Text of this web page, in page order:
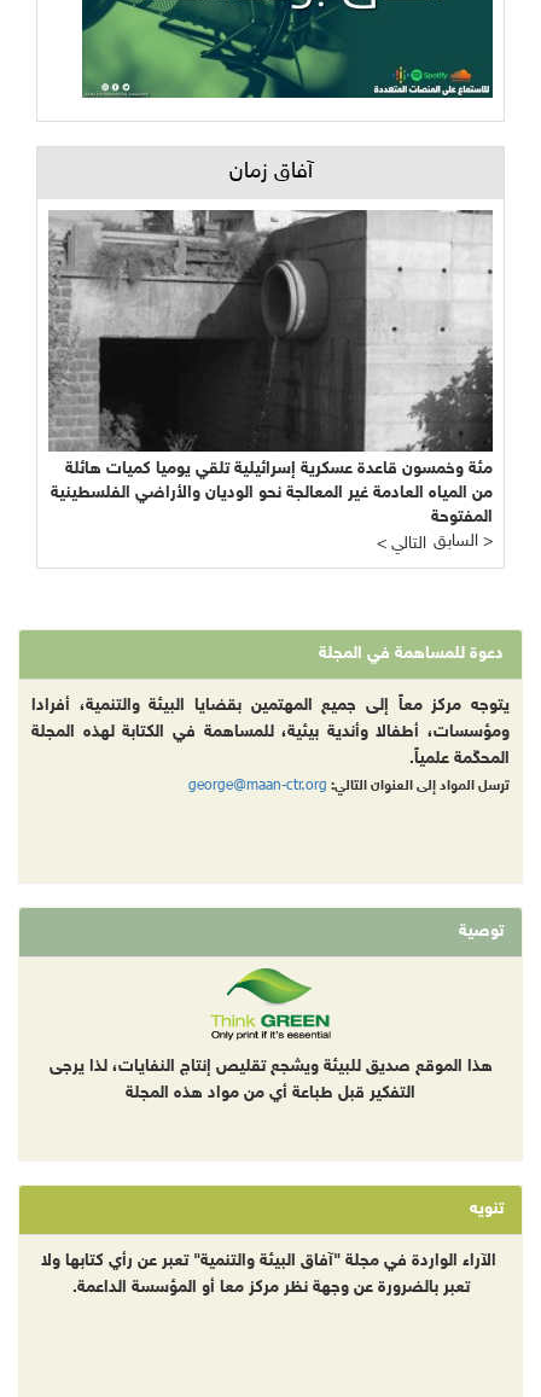
آفاق زمان
مئة وخمسون قاعدة عسكرية إسرائيلية تلقي يوميا كميات هائلة
من المياه العادمة غير المعالجة نحو الوديان والأراضي الفلسطينية
المفتوحة
< التالي
السابق >
دعوة للمساهمة في المجلة
يتوجه مركز معاً إلى جميع المهتمين بقضايا البيئة والتنمية، أفرادا
ومؤسسات، أطفالا وأندية بيئية، للمساهمة في الكتابة لهذه المجلة
المحكّمة علمياً.
ترسل المواد إلى العنوان التالي: george@maan-ctr.org
توصية
هذا الموقع صديق للبيئة ويشجع تقليص إنتاج النفايات، لذا يرجى
التفكير قبل طباعة أي من مواد هذه المجلة
تنويه
الآراء الواردة في مجلة "آفاق البيئة والتنمية" تعبر عن رأي كتابها ولا
تعبر بالضرورة عن وجهة نظر مركز معا أو المؤسسة الداعمة.